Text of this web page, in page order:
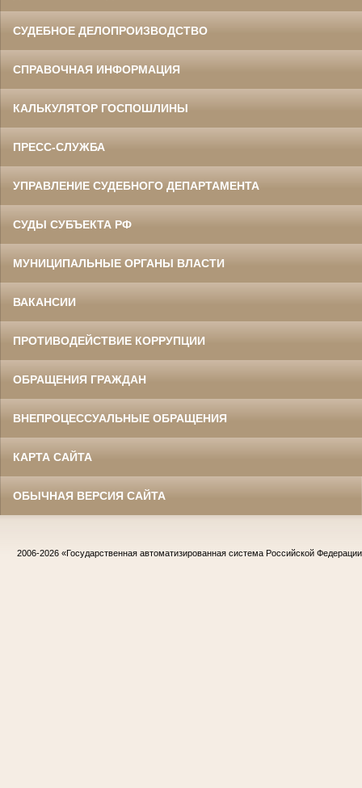
СУДЕБНОЕ ДЕЛОПРОИЗВОДСТВО
СПРАВОЧНАЯ ИНФОРМАЦИЯ
КАЛЬКУЛЯТОР ГОСПОШЛИНЫ
ПРЕСС-СЛУЖБА
УПРАВЛЕНИЕ СУДЕБНОГО ДЕПАРТАМЕНТА
СУДЫ СУБЪЕКТА РФ
МУНИЦИПАЛЬНЫЕ ОРГАНЫ ВЛАСТИ
ВАКАНСИИ
ПРОТИВОДЕЙСТВИЕ КОРРУПЦИИ
ОБРАЩЕНИЯ ГРАЖДАН
ВНЕПРОЦЕССУАЛЬНЫЕ ОБРАЩЕНИЯ
КАРТА САЙТА
ОБЫЧНАЯ ВЕРСИЯ САЙТА
2006-2026 «Государственная автоматизированная система Российской